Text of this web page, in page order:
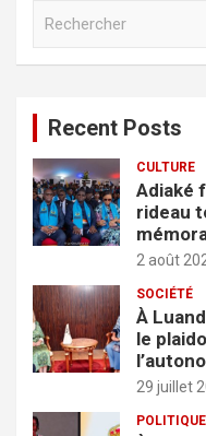
c
h
e
r
Recent Posts
CULTURE
Adiaké
rideau
2 août
SOCIÉTÉ
À
le
29 juillet
POLITIQUE